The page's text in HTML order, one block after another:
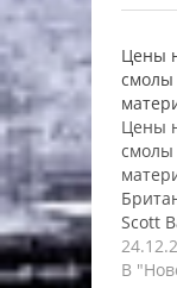
Цены
смолы
Цены
смолы
Scott
В